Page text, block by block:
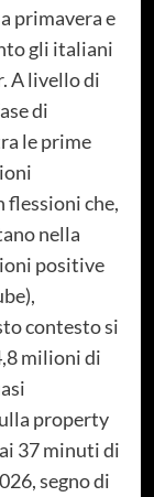
primavera e
gli italiani
A livello di
di
le prime
flessioni che,
nella
positive
contesto si
milioni di
property
37 minuti di
segno di